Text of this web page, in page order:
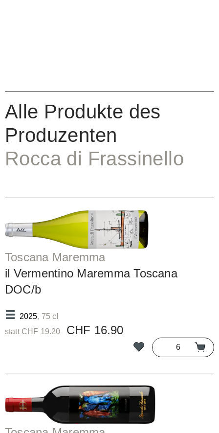
Alle Produkte des
Produzenten
Rocca di Frassinello
Toscana Maremma
il Vermentino Maremma Toscana
DOC/b
2025, 75 cl
statt CHF 19.20
CHF 16.90